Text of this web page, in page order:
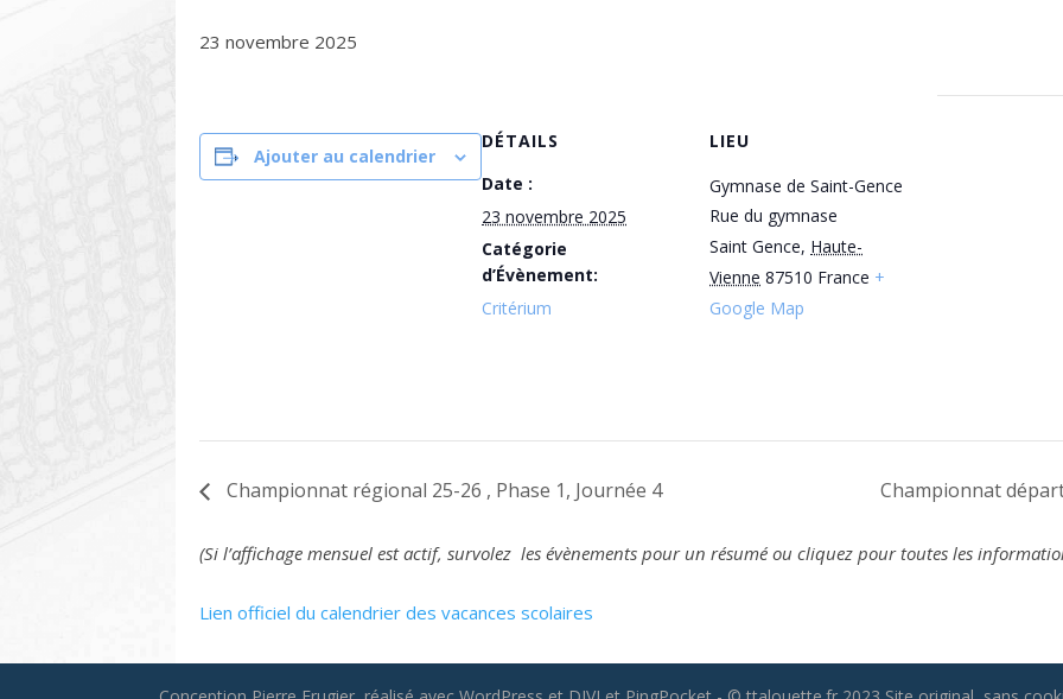
23 novembre 2025
Ajouter au calendrier
DÉTAILS
Date :
23 novembre 2025
Catégorie
d’Évènement:
Critérium
LIEU
Gymnase de Saint-Gence
Rue du gymnase
Saint Gence, Haute-
Vienne 87510 France +
Google Map
Championnat régional 25-26 , Phase 1, Journée 4 Championnat
(Si l’affichage mensuel est actif, survolez les évènements pour un résumé ou cliquez pour toutes les
Lien officiel du calendrier des vacances scolaires